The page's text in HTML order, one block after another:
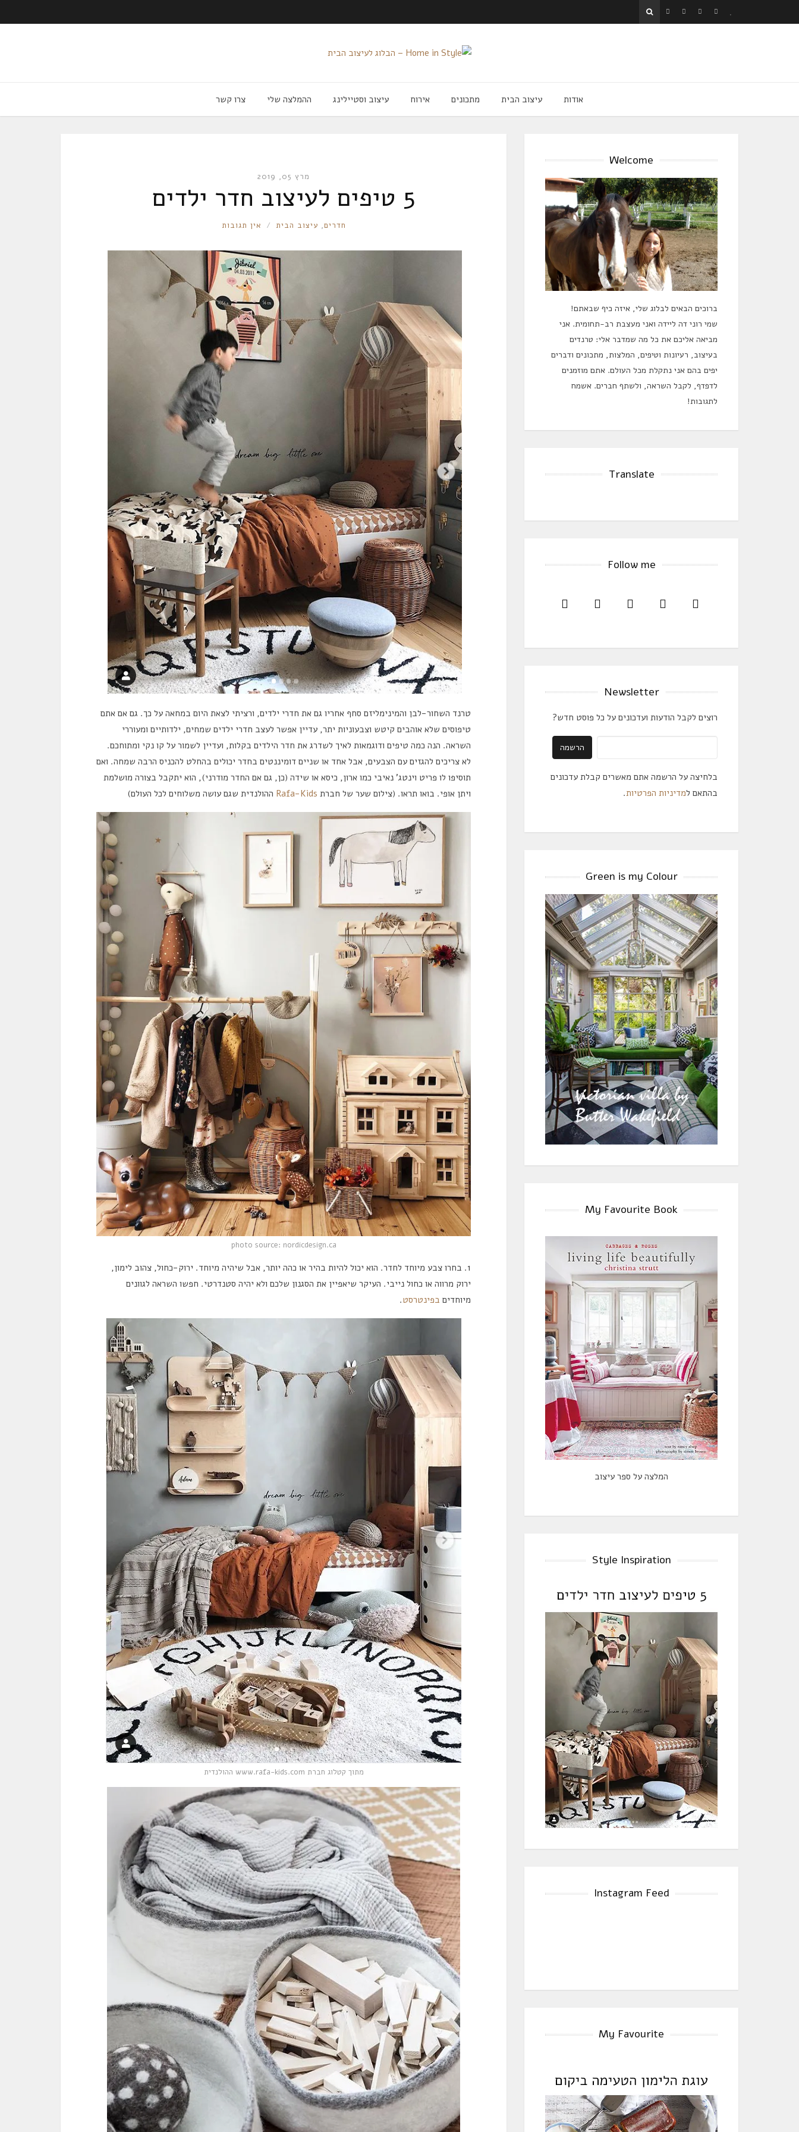
אודות עיצוב הבית מתכונים אירוח עיצוב וסטיילינג ההמלצה שלי צרו קשר
מרץ 05, 2019
5 טיפים לעיצוב חדר ילדים
RONNIE
חדרים, עיצוב הבית אין תגובות
טרנד השחור-לבן והמינימליזם סחף אחריו גם את חדרי ילדים, ורציתי לצאת היום במחאה על כך. גם אם אתם
טיפוסים שלא אוהבים קיטש וצבעוניות יתר, עדיין אפשר לעצב חדרי ילדים שמחים, ילדותיים ומעוררי
השראה. הנה כמה טיפים ודוגמאות לאיך לשדרג את חדר הילדים בקלות, ועדיין לשמור על קו נקי ומתוחכם.
לא צריכים להגזים עם הצבעים, אבל אחד או שניים דומיננטים בחדר יכולים בהחלט להכניס הרבה שמחה. ואם
תוסיפו לו פריט וינטג’ נאיבי כמו ארון, כיסא או שידה (כן, גם אם החדר מודרני), הוא יתקבל בצורה מושלמת
ויתן אופי. בואו תראו. (צילום שער של חברת Rafa-Kids ההולנדית שגם עושה משלוחים לכל העולם)
photo source: nordicdesign.ca
1. בחרו צבע מיוחד לחדר. הוא יכול להיות בהיר או כהה יותר, אבל שיהיה מיוחד. ירוק-כחול, צהוב לימון,
ירוק מרווה או כחול נייבי. העיקר שיאפיין את הסגנון שלכם ולא יהיה סטנדרטי. חפשו השראה לגוונים
מיוחדים בפינטרסט.
מתוך קטלוג חברת www.rafa-kids.com ההולנדית
Welcome
ברוכים הבאים לבלוג שלי, איזה כיף שבאתם!
שמי רוני דה ליידה ואני מעצבת רב-תחומית. אני
מביאה אליכם את כל מה שמדבר אלי: טרנדים
בעיצוב, רעיונות וטיפים, המלצות, מתכונים ודברים
יפים בהם אני נתקלת מכל העולם. אתם מוזמנים
לדפדף, לקבל השראה, ולשתף חברים. אשמח
לתגובות!
Translate
Follow me
Newsletter
רוצים לקבל הודעות ועדכונים על כל פוסט חדש?
בלחיצה על הרשמה אתם מאשרים קבלת עדכונים
בהתאם למדיניות הפרטיות.
Green is my Colour
My Favourite Book
המלצה על ספר עיצוב
Style Inspiration
Instagram Feed
My Favourite